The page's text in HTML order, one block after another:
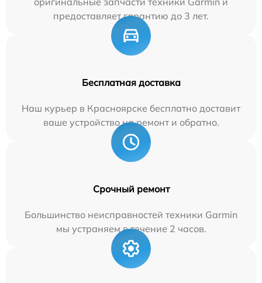
предоставляет гарантию до 3 лет.
Бесплатная доставка
Наш курьер в Красноярске бесплатно доставит
ваше устройство на ремонт и обратно.
Срочный ремонт
Большинство неисправностей техники Garmin
мы устраняем в течение 2 часов.